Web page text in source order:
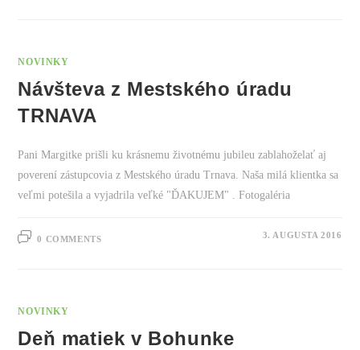
NOVINKY
Návšteva z Mestského úradu
TRNAVA
Pani Margitke prišli ku krásnemu životnému jubileu zablahoželať aj
poverení zástupcovia z Mestského úradu Trnava. Naša milá klientka sa
veľmi potešila a vyjadrila veľké "ĎAKUJEM" . Fotogaléria
0 COMMENTS 3. AUGUSTA 2016
NOVINKY
Deň matiek v Bohunke